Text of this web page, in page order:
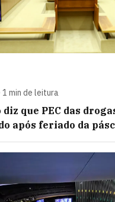
1 min de leitura
diz que PEC das
após feriado da